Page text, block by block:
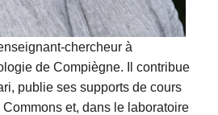
chercheur à
de Compiègne. Il contribue
publie ses supports de cours
et, dans le laboratoire